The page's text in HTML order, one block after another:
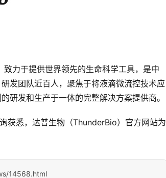
力于提供世界领先的生命科学工具，是中
发团队近百人，聚焦于将液滴微流控技术应
研发和生产于一体的完整解决方案提供商。
获悉，达普生物（ThunderBio）官方网站为
14568.html